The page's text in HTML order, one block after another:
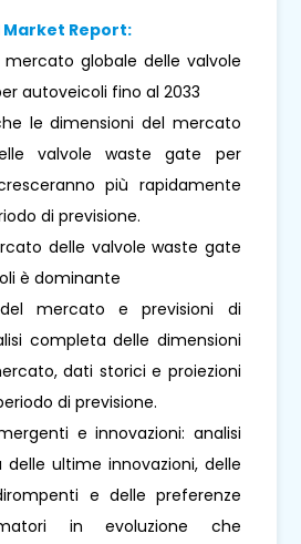
Report:
mercato globale delle valvole
autoveicoli fino al 2033
le dimensioni del mercato
valvole waste gate per
più rapidamente
di previsione.
delle valvole waste gate
è dominante
del mercato e previsioni di
completa delle dimensioni
dati storici e proiezioni
di previsione.
e innovazioni: analisi
delle ultime innovazioni, delle
e delle preferenze
in evoluzione che